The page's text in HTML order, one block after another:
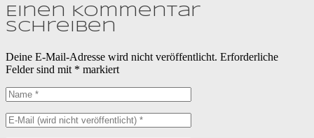
Einen Kommentar
schreiben
Deine E-Mail-Adresse wird nicht veröffentlicht. Erforderliche
Felder sind mit * markiert